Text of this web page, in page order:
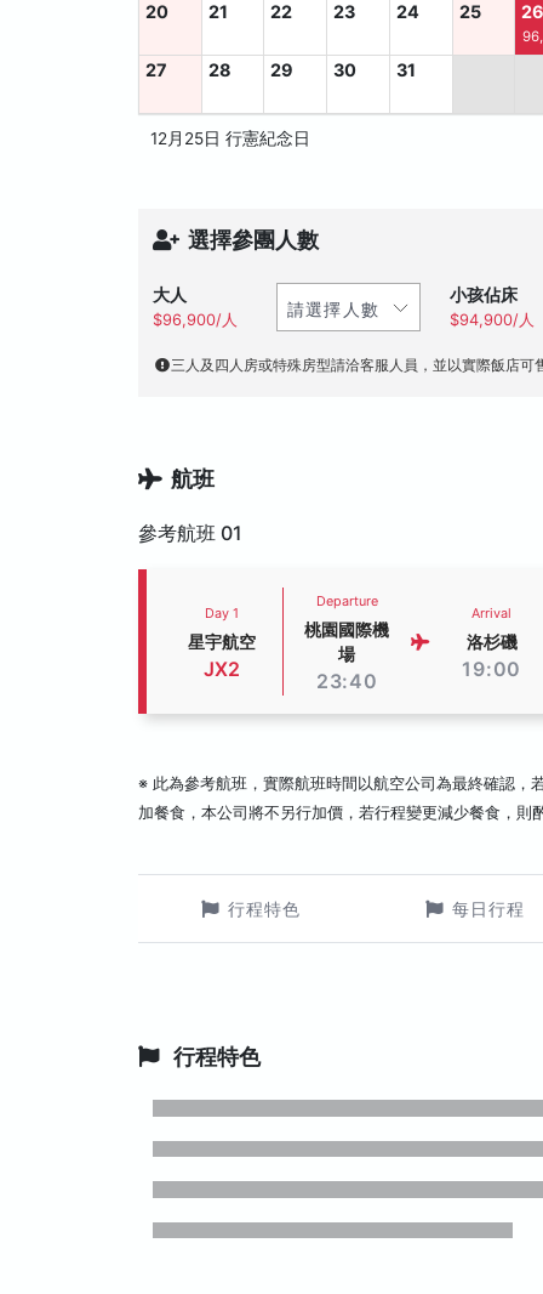
20 21 22 23 24 25
27 28 29 30 31
12月25日 行憲紀念日
選擇參團人數
大人
$96,900/人
小孩佔床
$94,900/人
三人及四人房或特殊房型請洽客服人員，並以實際飯店可
航班
參考航班 01
Day 1
星宇航空
JX2
Departure
桃園國際機
場
23:40
Arrival
洛杉磯
19:00
※ 此為參考航班，實際航班時間以航空公司為最終確認，
加餐食，本公司將不另行加價，若行程變更減少餐食，則
行程特色 每日行程
行程特色